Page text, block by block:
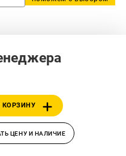
КОРЗИНУ
ЦЕНУ И НАЛИЧИЕ